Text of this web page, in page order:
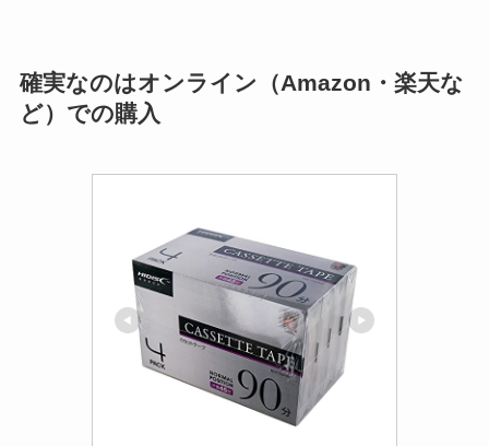
確実なのはオンライン（Amazon・楽天な
ど）での購入